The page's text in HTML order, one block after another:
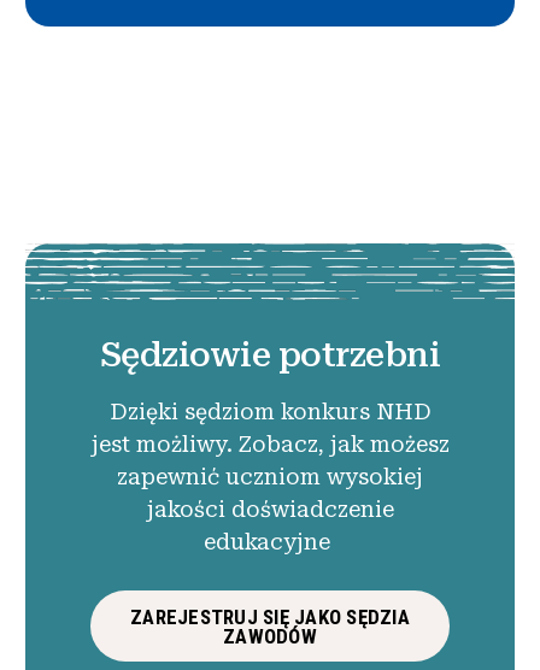
Sędziowie potrzebni
Dzięki sędziom konkurs NHD
jest możliwy. Zobacz, jak możesz
zapewnić uczniom wysokiej
jakości doświadczenie
edukacyjne
ZAREJESTRUJ SIĘ JAKO SĘDZIA
ZAWODÓW